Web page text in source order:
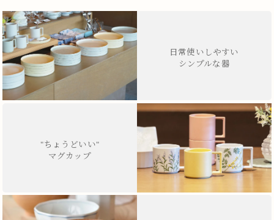
日常使いしやすい
シンプルな器
"ちょうどいい"
マグカップ